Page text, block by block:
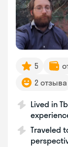
5
2 отзыва
Lived in
Traveled